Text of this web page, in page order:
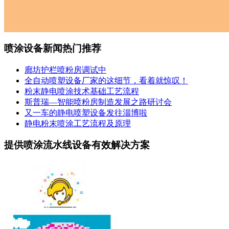
喷涂设备新闻热门推荐
廊坊护栏喷粉房调试中
全自动喷塑设备厂家的这细节，看着就惊叹！
粉末静电喷涂技术基础工艺流程
斯普瑞—智能喷粉房制造发展之路研讨会
又一车的静电喷塑设备发往淄博啦
静电粉末喷涂工艺流程及原理
提供喷涂流水线设备有效解决方案